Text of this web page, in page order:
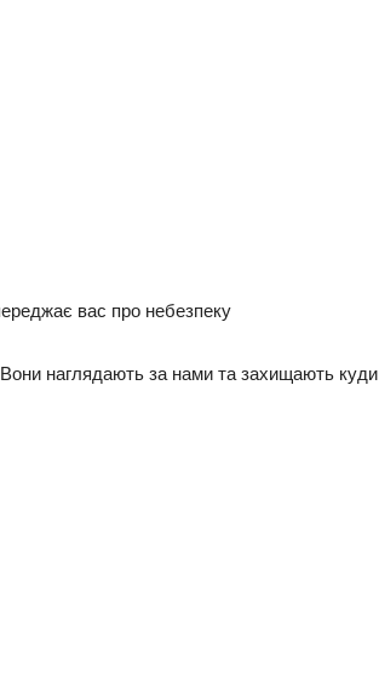
вас про небезпеку
наглядають за нами та захищають куди